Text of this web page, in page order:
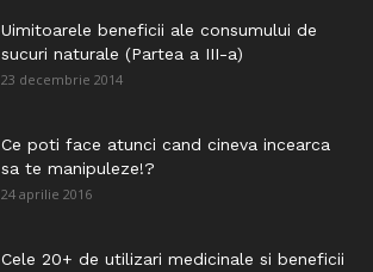
Uimitoarele beneficii ale consumului de
sucuri naturale (Partea a III-a)
23 decembrie 2014
Ce poti face atunci cand cineva incearca
sa te manipuleze!?
24 aprilie 2016
Cele 20+ de utilizari medicinale si beneficii